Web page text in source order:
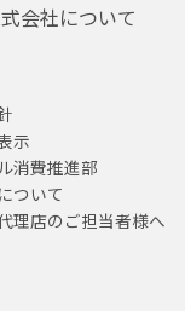
会社について
示
消費推進部
ついて
理店のご担当者様へ